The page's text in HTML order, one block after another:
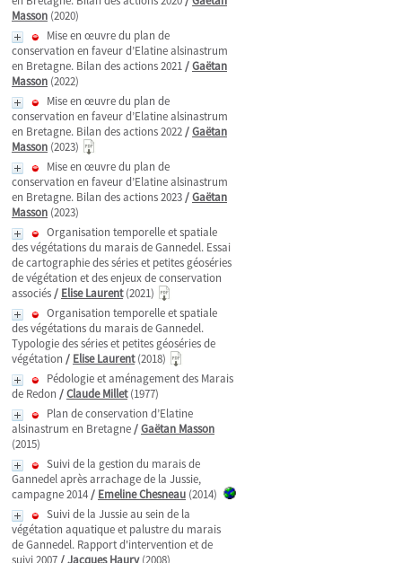
Masson (2020)
Mise en œuvre du plan de
conservation en faveur d’Elatine alsinastrum
en Bretagne. Bilan des actions 2021/Gaëtan
Masson (2022)
Mise en œuvre du plan de
conservation en faveur d’Elatine alsinastrum
en Bretagne. Bilan des actions 2022/Gaëtan
Masson (2023)
Mise en œuvre du plan de
conservation en faveur d’Elatine alsinastrum
en Bretagne. Bilan des actions 2023/Gaëtan
Masson (2023)
Organisation temporelle et spatiale
des végétations du marais de Gannedel. Essai
de cartographie des séries et petites géoséries
de végétation et des enjeux de conservation
associés/ Elise Laurent(2021)
Organisation temporelle et spatiale
des végétations du marais de Gannedel.
Typologie des séries et petites géoséries de
végétation / Elise Laurent(2018)
Pédologie et aménagement des Marais
de Redon /Claude Millet(1977)
Plan de conservation d’Elatine
alsinastrum en Bretagne/Gaëtan Masson
(2015)
Suivi de la gestion du marais de
Gannedel après arrachage de la Jussie,
campagne 2014/ Emeline Chesneau (2014)
Suivi de la Jussie au sein de la
végétation aquatique et palustre du marais
de Gannedel. Rapport d'intervention et de
suivi 2007 /Jacques Haury(2008)